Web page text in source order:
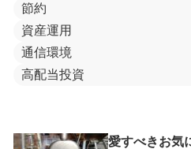
節約
資産運用
通信環境
高配当投資
愛すべきお気